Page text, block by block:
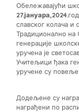
Обележавајући
27.јануара,2024.
славског колача и
Традиционално на
генерације
уручена је
Учитељици ђака
уручене су повеље.
Додељене су
награђени по